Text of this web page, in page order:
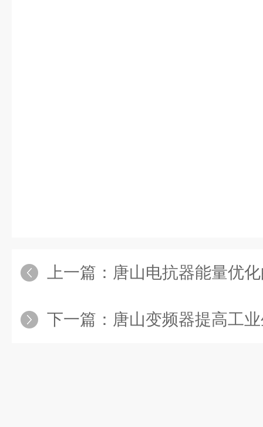
上一篇： 唐山电抗器能量优
下一篇： 唐山变频器提高工